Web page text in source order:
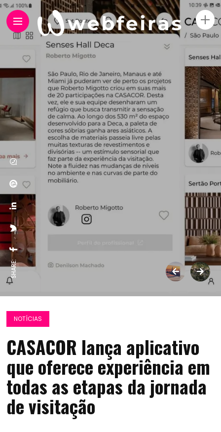
SHARE:
NOTÍCIAS
CASACOR lança aplicativo
que oferece experiência em
todas as etapas da jornada
de visitação